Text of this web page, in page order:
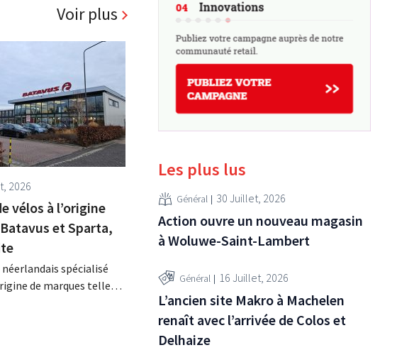
Voir plus
2026
vélos à l’origine
et Sparta,
spécialisé
de marques telles
Les plus lus
Général 30 Juillet, 2026
Action ouvre un nouveau magasin
à Woluwe-Saint-Lambert
Général 16 Juillet, 2026
L’ancien site Makro à Machelen
renaît avec l’arrivée de Colos et
Delhaize